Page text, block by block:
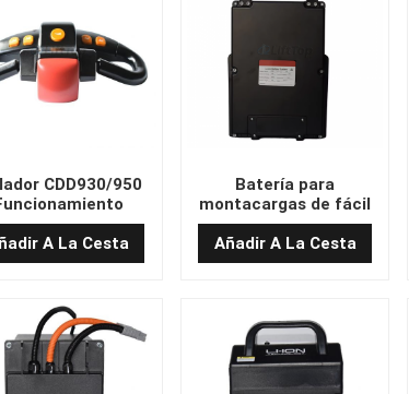
CDD930/950
CONJUNTO
CON MANGO
A La Cesta
Batería para
montacargas de fácil
instalación de 48 V/20
Ah (273 x 105 x 420)
Añadir A La Cesta